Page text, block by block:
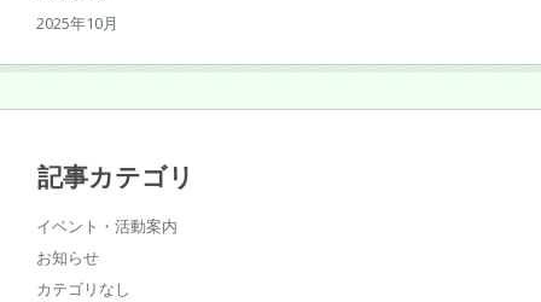
2025年10月
記事カテゴリ
イベント・活動案内
お知らせ
カテゴリなし